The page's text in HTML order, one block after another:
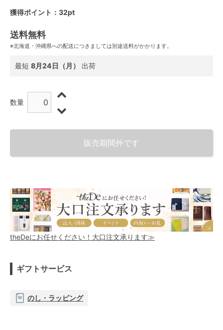
獲得ポイント：32pt
送料無料
※北海道・沖縄県への配送につきましては別途送料がかかります。
最短 8月24日（月） 出荷
数量
販売期間外です
theDeにお任せください！大口注文承ります≫
ギフトサービス
のし・ラッピング